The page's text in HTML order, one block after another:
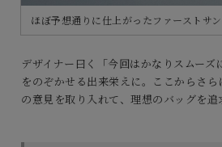
ほぼ予想通りに仕上がったファーストサン
デザイナー曰く「今回はかなりスムー
をのぞかせる出来栄えに。ここからさ
の意見を取り入れて、理想のバッグを追